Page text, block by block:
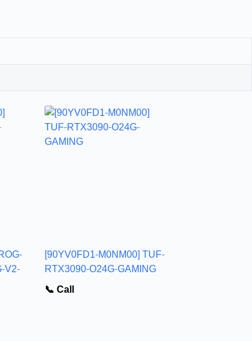
V2-
[90YV0FD1-M0NM00] TUF-
RTX3090-O24G-GAMING
📞 Call